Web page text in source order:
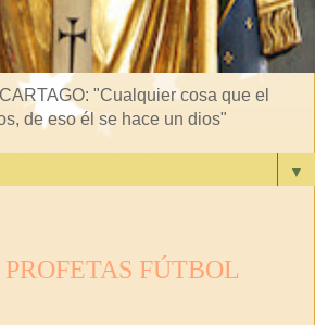
"Cualquier cosa que el
de eso él se hace un dios"
▼
FÚTBOL